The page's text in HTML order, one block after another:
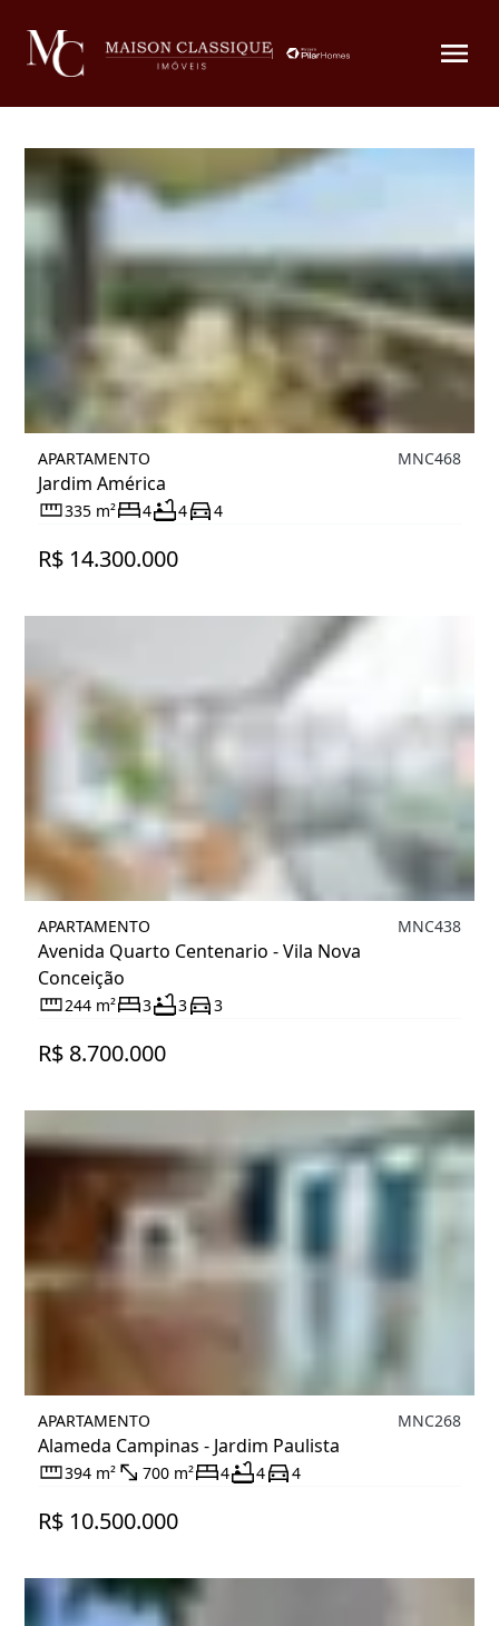
1
APARTAMENTO
Jardim América
MNC468
335 m² 4 4 4
R$ 14.300.000
APARTAMENTO
Avenida Quarto Centenario - Vila Nova
Conceição
MNC438
244 m² 3 3 3
R$ 8.700.000
APARTAMENTO
Alameda Campinas - Jardim Paulista
MNC268
394 m² 700 m² 4 4 4
R$ 10.500.000